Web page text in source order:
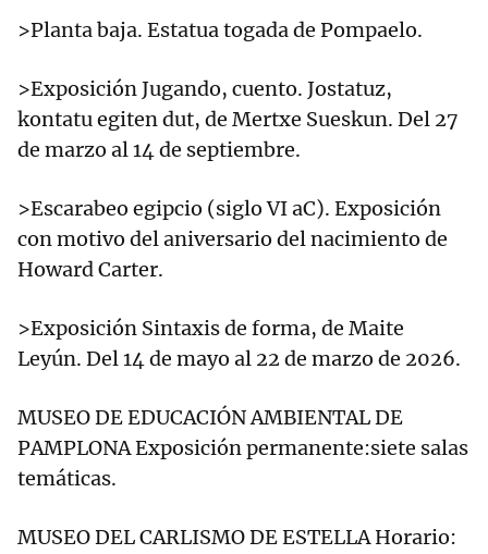
>Planta baja. Estatua togada de Pompaelo.
>Exposición Jugando, cuento. Jostatuz,
kontatu egiten dut, de Mertxe Sueskun. Del 27
de marzo al 14 de septiembre.
>Escarabeo egipcio (siglo VI aC). Exposición
con motivo del aniversario del nacimiento de
Howard Carter.
>Exposición Sintaxis de forma, de Maite
Leyún. Del 14 de mayo al 22 de marzo de 2026.
MUSEO DE EDUCACIÓN AMBIENTAL DE
PAMPLONA Exposición permanente:siete salas
temáticas.
MUSEO DEL CARLISMO DE ESTELLA Horario: